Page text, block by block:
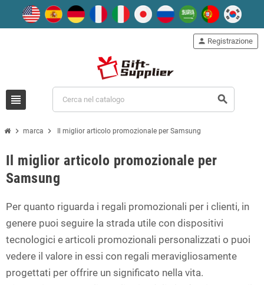
view_headline search
person Registrazione
chevron_right marca chevron_right Il miglior articolo promozionale per Samsung
Il miglior articolo promozionale per
Samsung
Per quanto riguarda i regali promozionali per i clienti, in
genere puoi seguire la strada utile con dispositivi
tecnologici e articoli promozionali personalizzati o puoi
vedere il valore in essi con regali meravigliosamente
progettati per offrire un significato nella vita.